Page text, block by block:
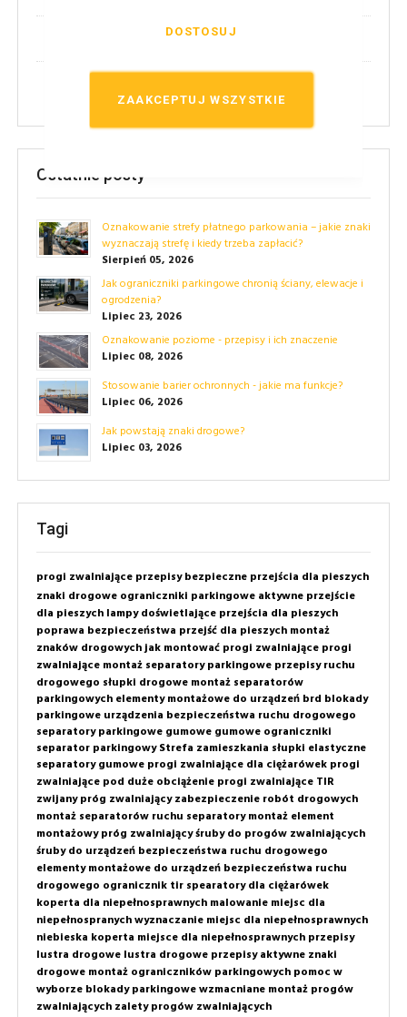
ZAAKCEPTUJ WSZYSTKIE
DOSTOSUJ
Ostatnie posty
Oznakowanie strefy płatnego parkowania – jakie znaki
wyznaczają strefę i kiedy trzeba zapłacić?
Sierpień 05, 2026
Jak ograniczniki parkingowe chronią ściany, elewacje i
ogrodzenia?
Lipiec 23, 2026
Oznakowanie poziome - przepisy i ich znaczenie
Lipiec 08, 2026
Stosowanie barier ochronnych - jakie ma funkcje?
Lipiec 06, 2026
Jak powstają znaki drogowe?
Lipiec 03, 2026
Tagi
progi zwalniające przepisy bezpieczne przejścia dla pieszych
znaki drogowe ograniczniki parkingowe aktywne przejście
dla pieszych lampy doświetlające przejścia dla pieszych
poprawa bezpieczeństwa przejść dla pieszych montaż
znaków drogowychjak montować progi zwalniające progi
zwalniające montaż separatory parkingowe przepisy ruchu
drogowego słupki drogowe montaż separatorów
parkingowych elementy montażowe do urządzeń brd blokady
parkingowe urządzenia bezpieczeństwa ruchu drogowego
separatory parkingowe gumowe gumowe ograniczniki
separator parkingowy Strefa zamieszkania słupki elastyczne
separatory gumowe progi zwalniające dla ciężarówek progi
zwalniające pod duże obciążenie progi zwalniające TIR
zwijany próg zwalniający zabezpieczenie robót drogowych
montaż separatorów ruchu separatory montaż element
montażowy próg zwalniającyśruby do progów zwalniających
śruby do urządzeń bezpieczeństwa ruchu drogowego
elementy montażowe do urządzeń bezpieczeństwa ruchu
drogowego ogranicznik tir spearatory dla ciężarówek
koperta dla niepełnosprawnych malowanie miejsc dla
niepełnospranychwyznaczanie miejsc dla niepełnosprawnych
niebieska koperta miejsce dla niepełnosprawnych przepisy
lustra drogowe lustra drogowe przepisy aktywne znaki
drogowe montaż ograniczników parkingowych pomoc w
wyborze blokady parkingowe wzmacniane montaż progów
zwalniających zalety progów zwalniających